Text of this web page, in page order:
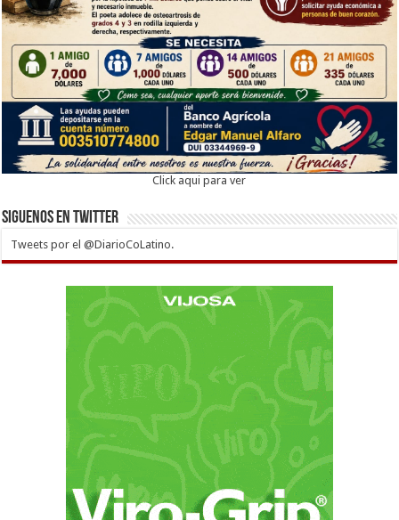
Click aqui para ver
Siguenos en twitter
Tweets por el @DiarioCoLatino.